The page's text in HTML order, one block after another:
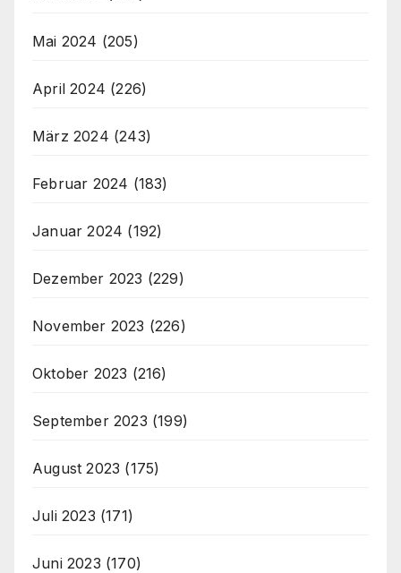
Mai 2024 (205)
April 2024 (226)
März 2024 (243)
Februar 2024 (183)
Januar 2024 (192)
Dezember 2023 (229)
November 2023 (226)
Oktober 2023 (216)
September 2023 (199)
August 2023 (175)
Juli 2023 (171)
Juni 2023 (170)